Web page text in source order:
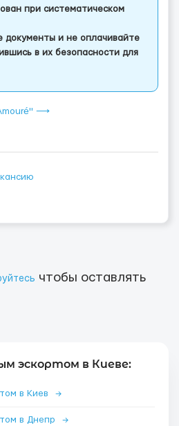
при систематическом
документы и не оплачивайте
в их безопасности для
⟶
чтобы оставлять
эскортом в Киеве:
в Киев →
в Днепр →